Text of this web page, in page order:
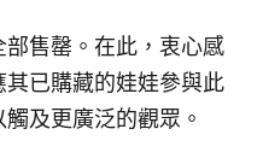
售罄。在此，衷心感
已購藏的娃娃參與此
及更廣泛的觀眾。